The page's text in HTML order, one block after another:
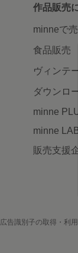
作品販売
minneで
食品販売
ヴィンテ
ダウンロ
minne
minne LAB
販売支援
広告識別子の取得・利用